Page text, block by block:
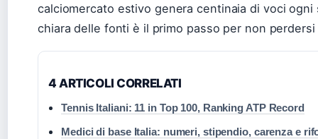
calciomercato estivo genera centinaia di voci
chiara delle fonti è il primo passo per non perdersi
4 ARTICOLI CORRELATI
Tennis Italiani: 11 in Top 100, Ranking ATP Record
Medici di base Italia: numeri, stipendio, carenza e